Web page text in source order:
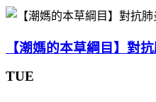
【潮媽的本草綱目】對
TUE